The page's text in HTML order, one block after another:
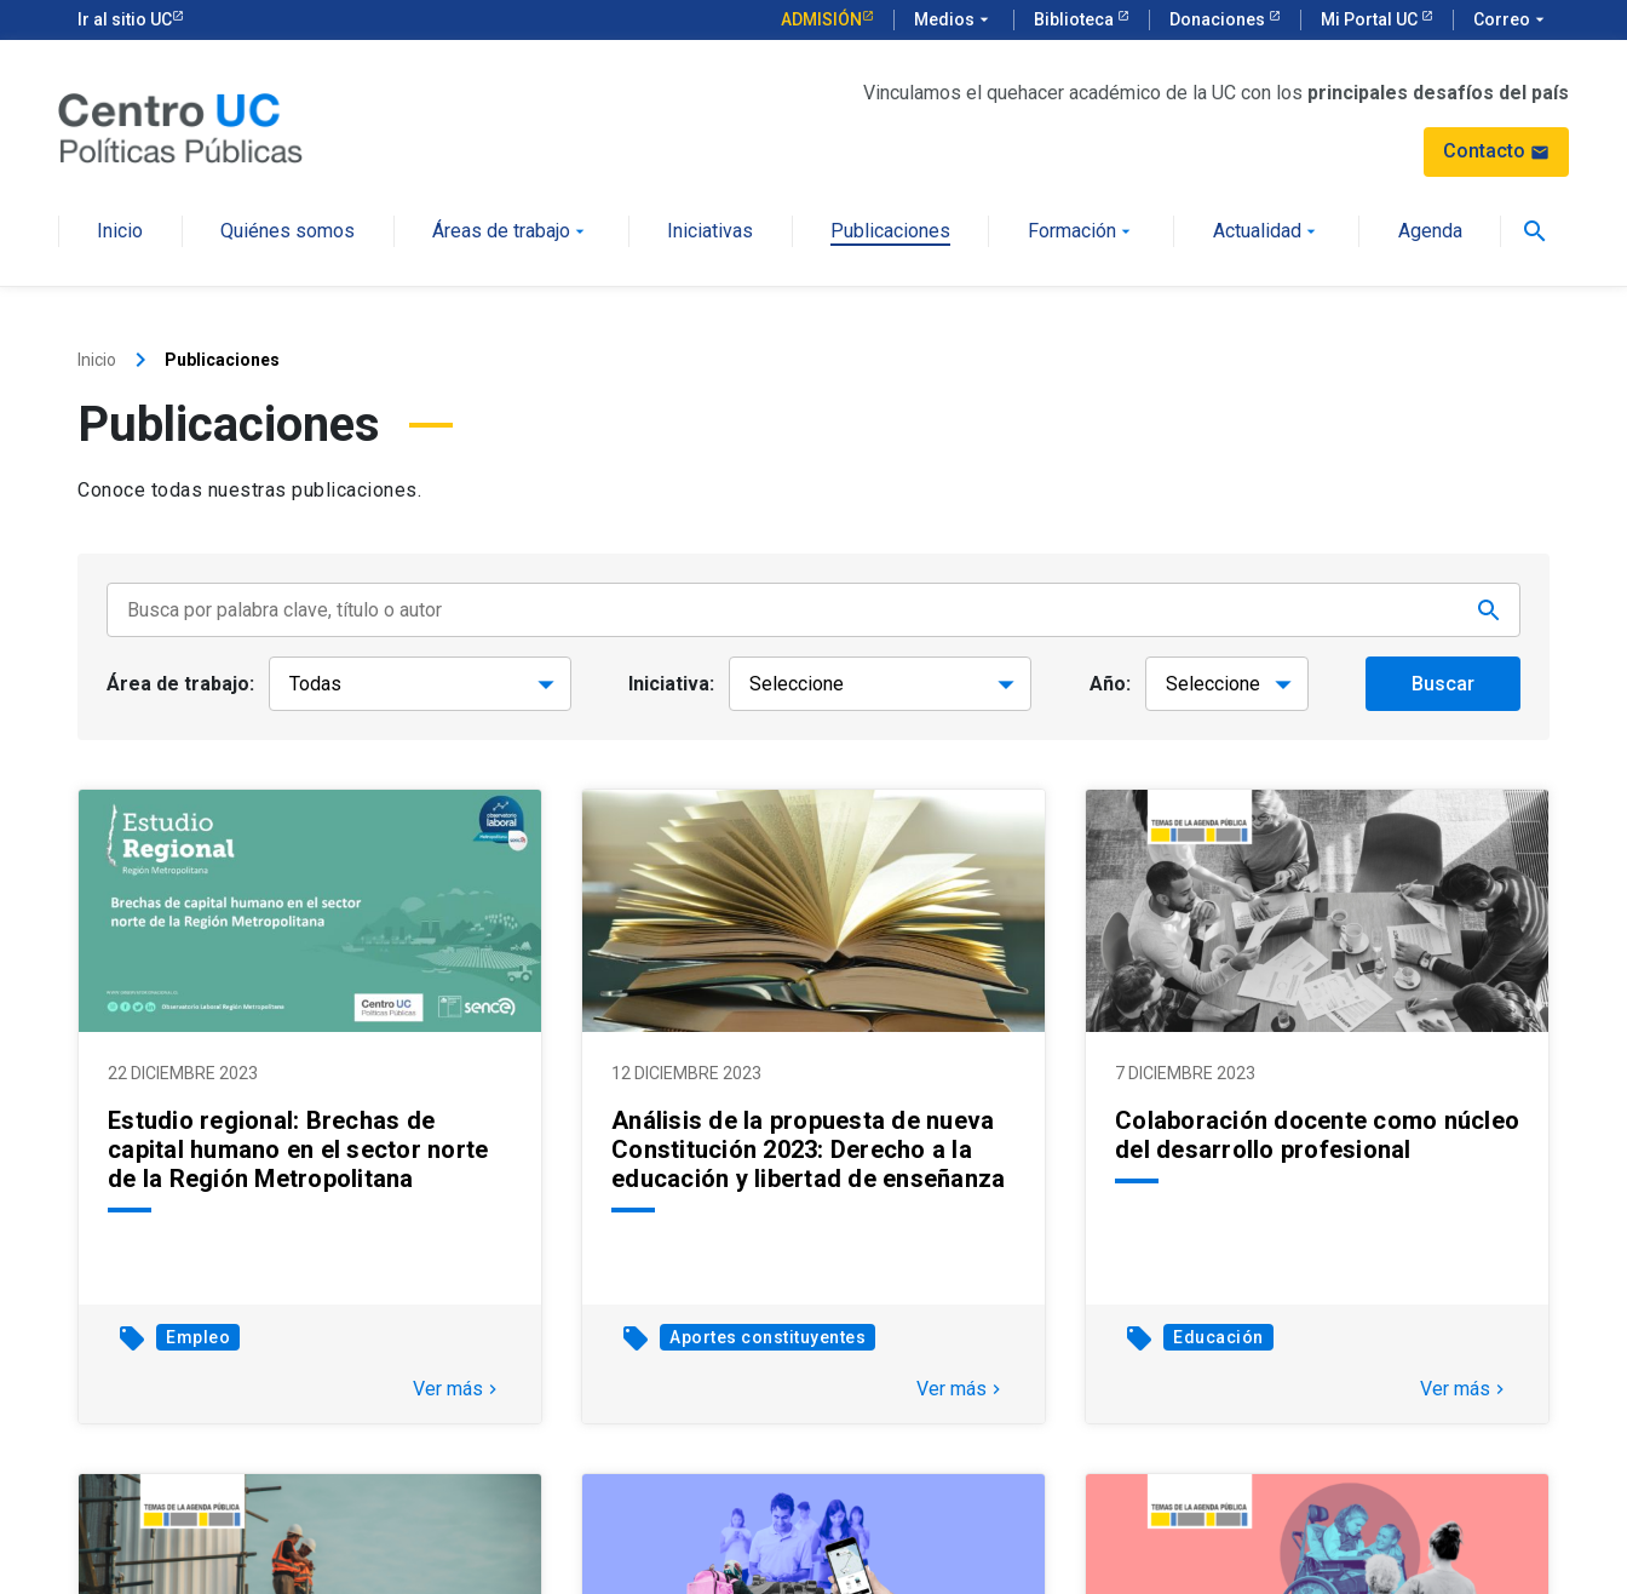
Ir al sitio UC ADMISIÓN Medios arrow_drop_down Biblioteca Donaciones Mi Portal UC Correo arrow_drop_down
Vinculamos el quehacer académico de la UC con los principales desafíos del país
Contacto mail
Inicio Quiénes somos Áreas de trabajo arrow_drop_down Iniciativas Publicaciones Formaciónarrow_drop_down Actualidad arrow_drop_down Agenda search
Inicio keyboard_arrow_right Publicaciones
Publicaciones
Conoce todas nuestras publicaciones.
Área de trabajo: Iniciativa: Año: Buscar
22 DICIEMBRE 2023
Estudio regional: Brechas de
capital humano en el sector norte
de la Región Metropolitana
local_offer Empleo
Ver más keyboard_arrow_right
12 DICIEMBRE 2023
Análisis de la propuesta de nueva
Constitución 2023: Derecho a la
educación y libertad de enseñanza
local_offer Aportes constituyentes
Ver más keyboard_arrow_right
7 DICIEMBRE 2023
Colaboración docente como núcleo
del desarrollo profesional
local_offer Educación
Ver más keyboard_arrow_right